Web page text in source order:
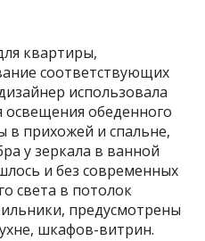
квартиры,
соответствующих
использовала
освещения обеденного
в прихожей и спальне,
у зеркала в ванной
и без современных
света в потолок
предусмотрены
шкафов-витрин.